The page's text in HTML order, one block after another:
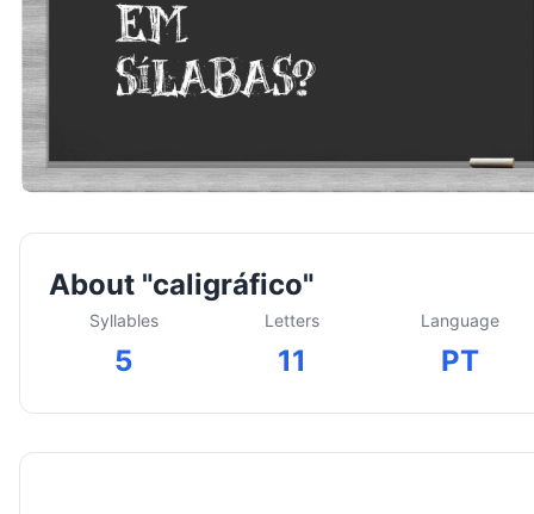
About "caligráfico"
Syllables
5
Letters
11
Language
PT